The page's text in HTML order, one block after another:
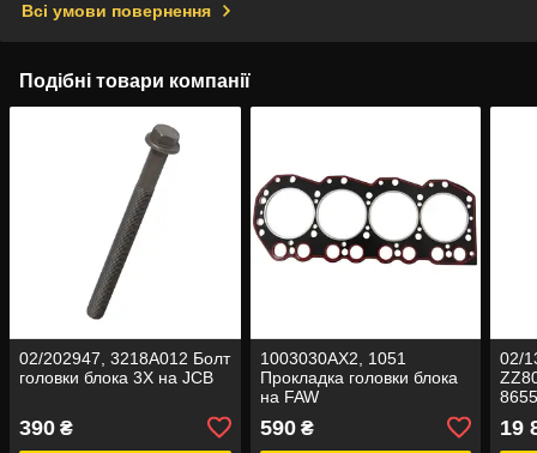
Всі умови повернення
Подібні товари компанії
02/202947, 3218A012 Болт
головки блока 3X на JCB
390 ₴
1003030AX2, 1051
Прокладка головки блока
на FAW
590₴
02/
19